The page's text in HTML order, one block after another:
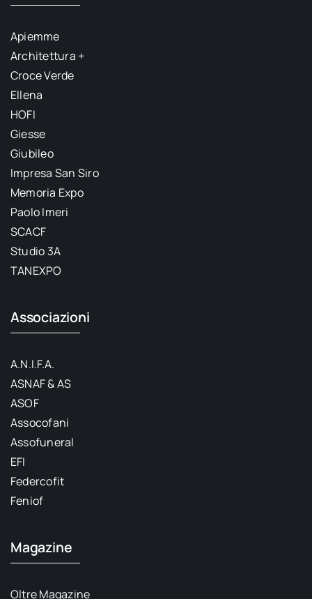
Apiemme
Architettura +
Croce Verde
Ellena
HOFI
Giesse
Giubileo
Impresa San Siro
Memoria Expo
Paolo Imeri
SCACF
Studio 3A
TANEXPO
Associazioni
A.N.I.F.A.
ASNAF & AS
ASOF
Assocofani
Assofuneral
EFI
Federcofit
Feniof
Magazine
Oltre Magazine